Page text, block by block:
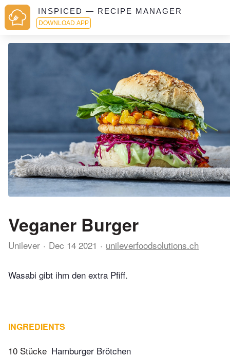
INSPICED — RECIPE MANAGER
DOWNLOAD APP
Veganer Burger
Unilever Dec 14 2021 unileverfoodsolutions.ch
Wasabi gibt ihm den extra Pfiff.
INGREDIENTS
10 Stücke Hamburger Brötchen